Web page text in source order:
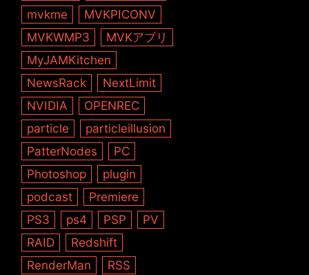
mvkme
MVKPICONV
MVKWMP3
MVKアプリ
MyJAMKitchen
NewsRack
NextLimit
NVIDIA
OPENREC
particle
particleillusion
PatterNodes
PC
Photoshop
plugin
podcast
Premiere
PS3
ps4 PSP
PV
RAID
Redshift
RenderMan
RSS